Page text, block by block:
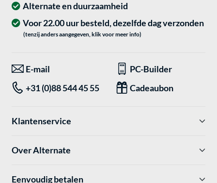
Alternate en duurzaamheid
Voor 22.00 uur besteld, dezelfde dag verzonden
(tenzij anders aangegeven, klik voor meer info)
E-mail
PC-Builder
+31 (0)88 544 45 55
Cadeaubon
Klantenservice
Over Alternate
Eenvoudig betalen